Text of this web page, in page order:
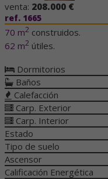
venta: 208.000 €
ref. 1665
70 m2 construidos.
62 m2 útiles.
Dormitorios
Baños
Calefacción
Carp. Exterior
Carp. Interior
Estado
Tipo de suelo
Ascensor
Calificación Energética